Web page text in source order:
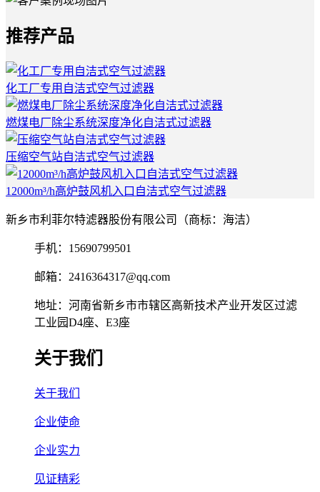
推荐产品
化工厂专用自洁式空气过滤器
燃煤电厂除尘系统深度净化自洁式过滤器
压缩空气站自洁式空气过滤器
12000m³/h高炉鼓风机入口自洁式空气过滤器
新乡市利菲尔特滤器股份有限公司（商标：海洁）
手机：15690799501
邮箱：2416364317@qq.com
地址：河南省新乡市市辖区高新技术产业开发区过滤
工业园D4座、E3座
关于我们
关于我们
企业使命
企业实力
见证精彩